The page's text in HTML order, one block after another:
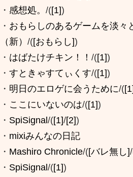
・ 感想処。 /([1])
・ おもらしのあるゲームを淡々
（新） /([おもらし])
・ はばたけチキン！！ /([1])
・ すときゃすてぃくす/([1])
・ 明日のエロゲに会うために/([1]
・ ここにいないのは/([1])
・ SpiSignal /([1]/[2])
・ mixiみんなの日記
・ Mashiro Chronicle/([バレ無し]
・ SpiSignal /([1])